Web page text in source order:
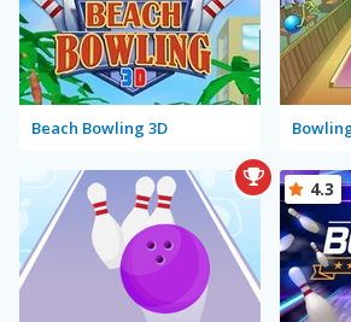
Beach Bowling 3D
4.3